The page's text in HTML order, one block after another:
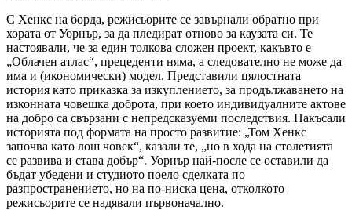
С Хенкс на борда, режисьорите се завърнали обратно при
хората от Уорнър, за да пледират отново за каузата си. Те
настоявали, че за един толкова сложен проект, какъвто е
„Облачен атлас“, прецеденти няма, а следователно не може да
има и (икономически) модел. Представили цялостната
история като приказка за изкуплението, за продължаването на
изконната човешка доброта, при което индивидуалните актове
на добро са свързани с непредсказуеми последствия. Накъсали
историята под формата на просто развитие: „Том Хенкс
започва като лош човек“, казали те, „но в хода на столетията
се развива и става добър“. Уорнър най-после се оставили да
бъдат убедени и студиото поело сделката по
разпространението, но на по-ниска цена, отколкото
режисьорите се надявали първоначално.